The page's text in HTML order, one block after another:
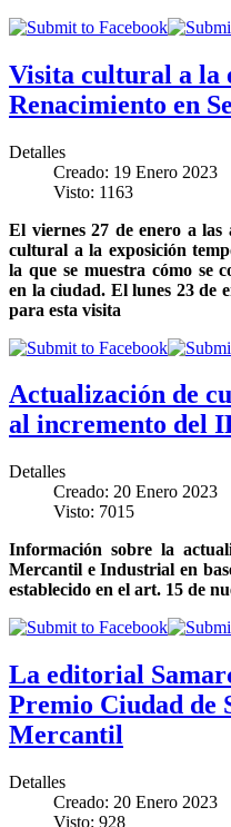
Visita cultural a la
Renacimiento en
Detalles
Creado: 19 Enero 2023
Visto: 1163
El viernes 27 de enero a las
cultural a la exposición
la que se muestra cómo se
en la ciudad. El lunes 23 de
para esta visita
Actualización de
al incremento del
Detalles
Creado: 20 Enero 2023
Visto: 7015
Información sobre la
Mercantil e Industrial en
establecido en el art. 15 de
La editorial
Premio Ciudad de
Mercantil
Detalles
Creado: 20 Enero 2023
Visto: 928